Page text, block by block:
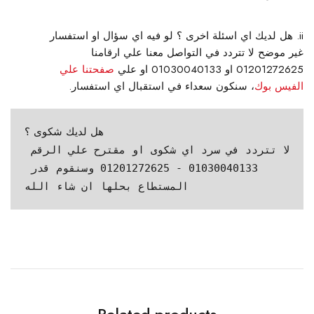
هل لديك اي اسئلة اخرى ؟ لو فيه اي سؤال او استفسار
غير موضح لا تتردد في التواصل معنا علي ارقامنا
01201272625 او 01030040133 او علي
صفحتنا علي
الفيس بوك، سنكون سعداء في استقبال اي استفسار.
هل لديك شكوى ؟
المستطاع بحلها ان شاء الله